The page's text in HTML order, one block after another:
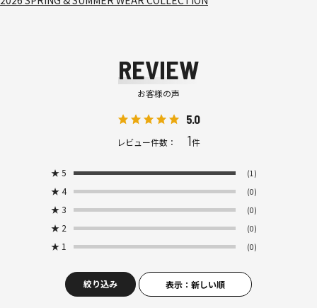
REVIEW
お客様の声
5.0
レビュー件数： 1件
★ 5 (1)
★ 4 (0)
★ 3 (0)
★ 2 (0)
★ 1 (0)
絞り込み 表示：新しい順